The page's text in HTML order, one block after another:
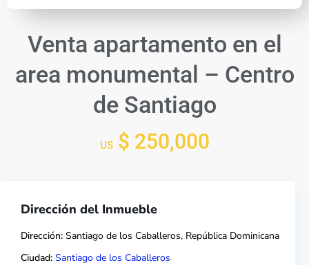
Venta apartamento en el
area monumental – Centro
de Santiago
US$ 250,000
Dirección del Inmueble
Dirección: Santiago de los Caballeros, República Dominicana
Ciudad: Santiago de los Caballeros